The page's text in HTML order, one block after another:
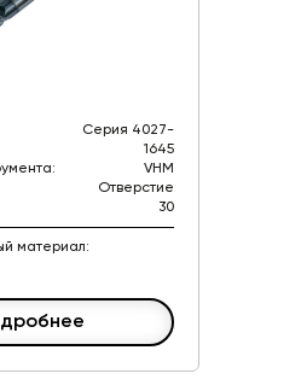
Серия 4027-
1645
VHM
Отверстие
30
материал: